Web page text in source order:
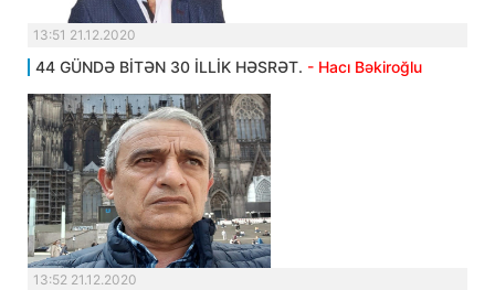
13:51 21.12.2020
44 GÜNDƏ BİTƏN 30 İLLİK HƏSRƏT. - Hacı Bəkiroğlu
13:52 21.12.2020